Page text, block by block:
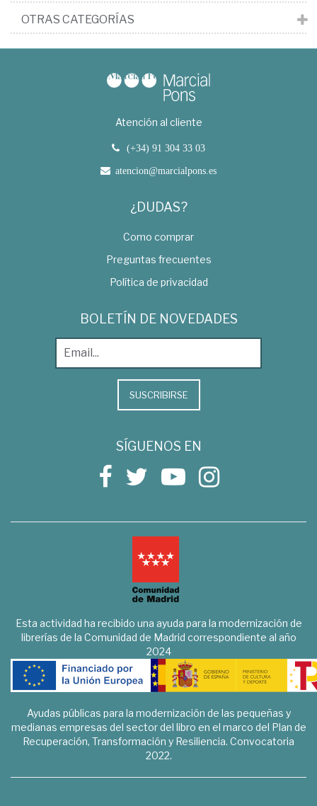
OTRAS CATEGORÍAS
Atención al cliente
(+34) 91 304 33 03
atencion@marcialpons.es
¿DUDAS?
Como comprar
Preguntas frecuentes
Política de privacidad
BOLETÍN DE NOVEDADES
SUSCRIBIRSE
SÍGUENOS EN
Esta actividad ha recibido una ayuda para la modernización de
librerías de la Comunidad de Madrid correspondiente al año
2024
Ayudas públicas para la modernización de las pequeñas y
medianas empresas del sector del libro en el marco del Plan de
Recuperación, Transformación y Resiliencia. Convocatoria
2022.